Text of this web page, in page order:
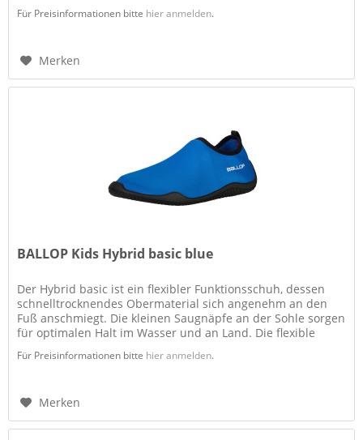
Für Preisinformationen bitte hier anmelden.
Merken
BALLOP Kids Hybrid basic blue
Der Hybrid basic ist ein flexibler Funktionsschuh, dessen
schnelltrocknendes Obermaterial sich angenehm an den
Fuß anschmiegt. Die kleinen Saugnäpfe an der Sohle sorgen
für optimalen Halt im Wasser und an Land. Die flexible
Für Preisinformationen bitte hier anmelden.
Merken